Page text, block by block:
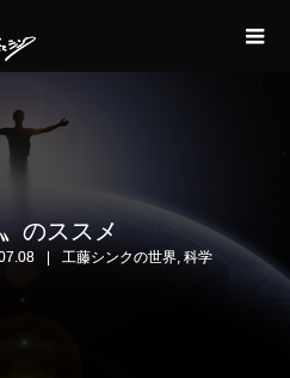
のススメ
工藤シンクの世界, 科学